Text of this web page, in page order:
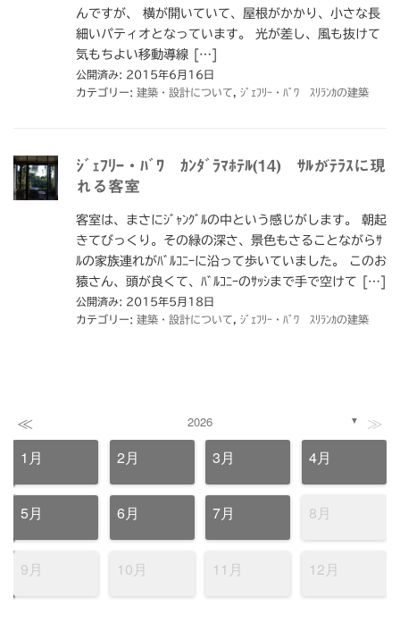
んですが、 横が開いていて、屋根がかかり、小さな長
細いパティオとなっています。 光が差し、風も抜けて
気もちよい移動導線 […]
公開済み: 2015年6月16日
カテゴリー: 建築・設計について ｼﾞｪﾌﾘｰ・ﾊﾞﾜ ｽﾘﾗﾝｶの建築
ｼﾞｪﾌﾘｰ・ﾊﾞﾜ ｶﾝﾀﾞﾗﾏﾎﾃﾙ(14) ｻﾙがﾃﾗｽに現
れる客室
客室は、まさにｼﾞｬﾝｸﾞﾙの中という感じがします。 朝起
きてびっくり。その緑の深さ、景色もさることながらｻ
ﾙの家族連れがﾊﾞﾙｺﾆｰに沿って歩いていました。 このお
猿さん、頭が良くて、ﾊﾞﾙｺﾆｰのｻｯｼまで手で空けて […]
公開済み: 2015年5月18日
カテゴリー: 建築・設計について ｼﾞｪﾌﾘｰ・ﾊﾞﾜ ｽﾘﾗﾝｶの建築
≪ 2026 ▼ ≫
1月 2月 3月 4月
5月 6月 7月 8月
9月 10月 11月 12月